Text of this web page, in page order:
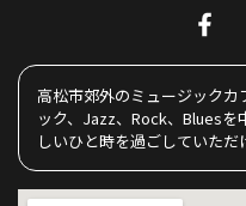
高松市郊外のミュージック
ック、Jazz、Rock、Blues
しいひと時を過ごしていただ